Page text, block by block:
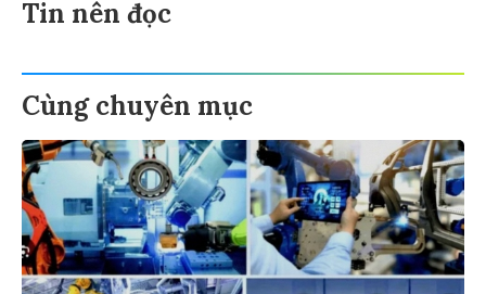
Tin nên đọc
Cùng chuyên mục